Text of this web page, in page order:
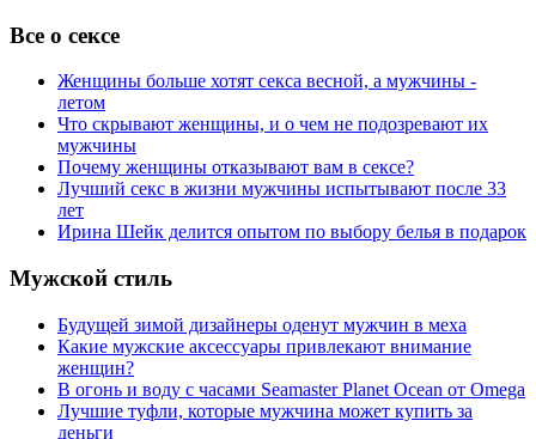
Все о сексе
Женщины больше хотят секса весной, а мужчины -
летом
Что скрывают женщины, и о чем не подозревают их
мужчины
Почему женщины отказывают вам в сексе?
Лучший секс в жизни мужчины испытывают после 33
лет
Ирина Шейк делится опытом по выбору белья в подарок
Мужской стиль
Будущей зимой дизайнеры оденут мужчин в меха
Какие мужские аксессуары привлекают внимание
женщин?
В огонь и воду с часами Seamaster Planet Ocean от Omega
Лучшие туфли, которые мужчина может купить за
деньги